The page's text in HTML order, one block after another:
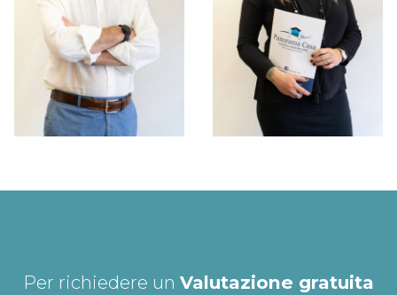
Per richiedere un Valutazione gratuita